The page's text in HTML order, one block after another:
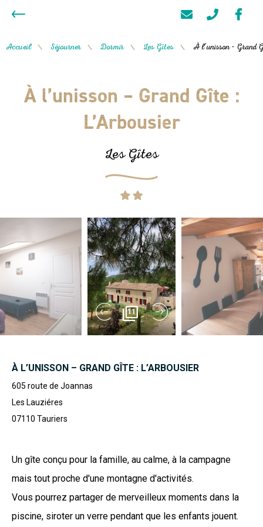
Accueil / Séjourner / Dormir / Les Gîtes / À l’unisson – Grand
À l’unisson – Grand Gîte :
L’Arbousier
Les Gîtes
11
À L’UNISSON – GRAND GÎTE : L’ARBOUSIER
605 route de Joannas
Les Lauziéres
07110 Tauriers
Un gîte conçu pour la famille, au calme, à la campagne
mais tout proche d'une montagne d'activités.
Vous pourrez partager de merveilleux moments dans la
piscine, siroter un verre pendant que les enfants jouent.